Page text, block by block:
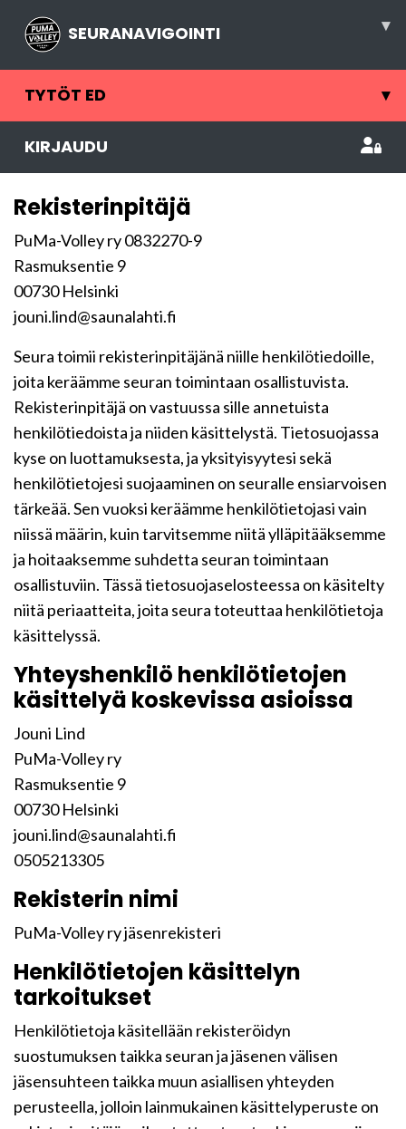
SEURANAVIGOINTI ▾
TYTÖT ED ▾
KIRJAUDU
Rekisterinpitäjä
PuMa-Volley ry 0832270-9
Rasmuksentie 9
00730 Helsinki
jouni.lind@saunalahti.fi
Seura toimii rekisterinpitäjänä niille henkilötiedoille,
joita keräämme seuran toimintaan osallistuvista.
Rekisterinpitäjä on vastuussa sille annetuista
henkilötiedoista ja niiden käsittelystä. Tietosuojassa
kyse on luottamuksesta, ja yksityisyytesi sekä
henkilötietojesi suojaaminen on seuralle ensiarvoisen
tärkeää. Sen vuoksi keräämme henkilötietojasi vain
niissä määrin, kuin tarvitsemme niitä ylläpitääksemme
ja hoitaaksemme suhdetta seuran toimintaan
osallistuviin. Tässä tietosuojaselosteessa on käsitelty
niitä periaatteita, joita seura toteuttaa henkilötietoja
käsittelyssä.
Yhteyshenkilö henkilötietojen
käsittelyä koskevissa asioissa
Jouni Lind
PuMa-Volley ry
Rasmuksentie 9
00730 Helsinki
jouni.lind@saunalahti.fi
0505213305
Rekisterin nimi
PuMa-Volley ry jäsenrekisteri
Henkilötietojen käsittelyn
tarkoitukset
Henkilötietoja käsitellään rekisteröidyn
suostumuksen taikka seuran ja jäsenen välisen
jäsensuhteen taikka muun asiallisen yhteyden
perusteella, jolloin lainmukainen käsittelyperuste on